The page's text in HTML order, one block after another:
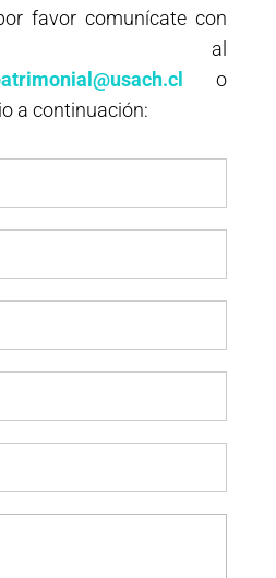
favor comunícate con
al
o
a continuación: